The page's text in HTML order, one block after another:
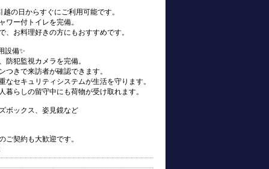
の日からすぐにご利用可能です。
ワー付トイレを完備。
、お料理好きの方にもおすすめです。
設備✨
防犯監視カメラを完備。
つきで来訪者が確認できます。
なセキュリティシステムが生活を守ります。
暮らしの留守中にも荷物が受け取れます。
ボックス、姿見鏡など
ご契約も大歓迎です。